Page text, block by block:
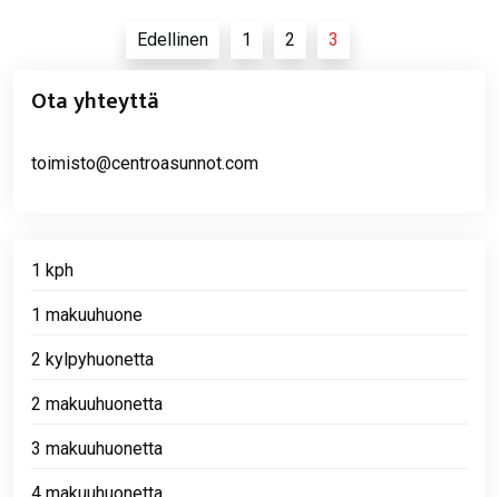
ArtikkelienEdellinen 1 2 3
Ota yhteyttä
toimisto@centroasunnot.com
1 kph
1 makuuhuone
2 kylpyhuonetta
2 makuuhuonetta
3 makuuhuonetta